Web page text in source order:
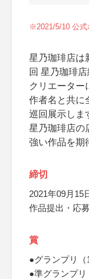
※2021/5/10 公式
星乃珈琲店は
回 星乃珈琲
クリエーター
作者名と共に
巡回展示しま
星乃珈琲店の
強い作品を期
締切
2021年09月15
作品提出・応
賞
●グランプリ
●準グランプ